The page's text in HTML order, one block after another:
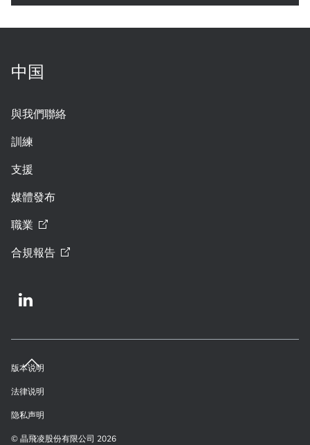
中国
與我們聯絡
訓練
支援
媒體發布
職業
合規報告
版本说明
法律说明
隐私声明
© 晶飛凌股份有限公司 2026